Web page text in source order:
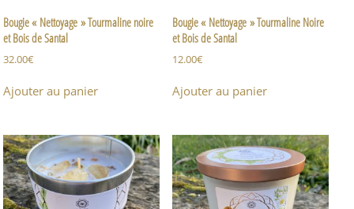
Bougie « Nettoyage » Tourmaline noire
et Bois de Santal
32.00€
Ajouter au panier
Bougie « Nettoyage » Tourmaline Noire
et Bois de Santal
12.00€
Ajouter au panier